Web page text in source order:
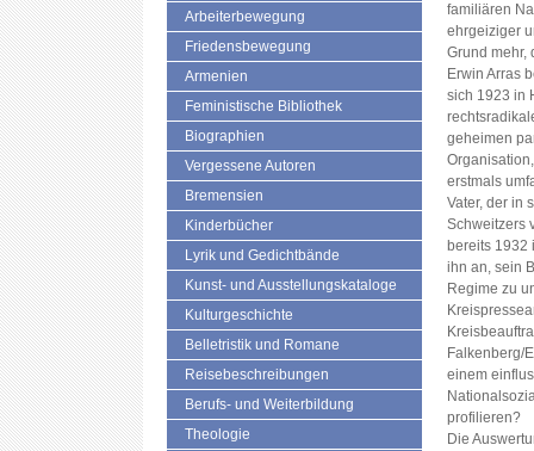
Arbeiterbewegung
Friedensbewegung
Armenien
Feministische Bibliothek
Biographien
Vergessene Autoren
Bremensien
Kinderbücher
Lyrik und Gedichtbände
Kunst- und Ausstellungskataloge
Kulturgeschichte
Belletristik und Romane
Reisebeschreibungen
Berufs- und Weiterbildung
Theologie
familiären
ehrgeiziger
Grund mehr,
Erwin Arras
sich 1923 in
geheimen
erstmals
Vater, der in
Schweitzers
bereits 1932
ihn an, sein
Regime zu
Falkenberg/
einem
profilieren?
Die